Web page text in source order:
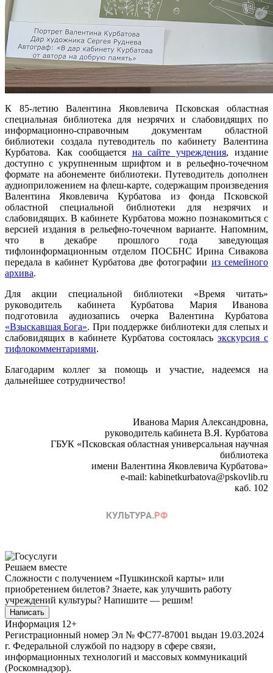
К 85-летию Валентина Яковлевича Псковская областная
специальная библиотека для незрячих и слабовидящих по
информационно-справочным документам областной
библиотеки создала путеводитель по кабинету Валентина
Курбатова. Как сообщается на сайте учреждения, издание
доступно с укрупненным шрифтом и в рельефно-точечном
формате на абонементе библиотеки. Путеводитель дополнен
аудиоприложением на флеш-карте, содержащим произведения
Валентина Яковлевича Курбатова из фонда Псковской
областной специальной библиотеки для незрячих и
слабовидящих. В кабинете Курбатова можно познакомиться с
версией издания в рельефно-точечном варианте. Напомним,
что в декабре прошлого года заведующая
тифлоинформационным отделом ПОСБНС Ирина Сивакова
передала в кабинет Курбатова две фотографии из семейного
архива.
Для акции специальной библиотеки «Время читать»
руководитель кабинета Курбатова Мария Иванова
подготовила аудиозапись очерка Валентина Курбатова
«Взыскавшая Бога». При поддержке библиотеки для слепых и
слабовидящих в кабинете Курбатова состоялась экскурсия с
тифлокомментариями.
Благодарим коллег за помощь и участие, надеемся на
дальнейшее сотрудничество!
Иванова Мария Александровна,
руководитель кабинета В.Я. Курбатова
ГБУК «Псковская областная универсальная научная
библиотека
имени Валентина Яковлевича Курбатова»
e-mail: kabinetkurbatova@pskovlib.ru
каб. 102
Решаем вместе
Сложности с получением «Пушкинской карты» или
приобретением билетов? Знаете, как улучшить работу
учреждений культуры? Напишите — решим!
Написать
Информация 12+
Регистрационный номер Эл № ФС77-87001 выдан 19.03.2024
г. Федеральной службой по надзору в сфере связи,
информационных технологий и массовых коммуникаций
(Роскомнадзор).